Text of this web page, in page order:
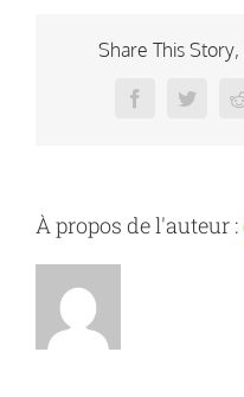
Share This
FacebookTwitter
À propos de l'auteur :